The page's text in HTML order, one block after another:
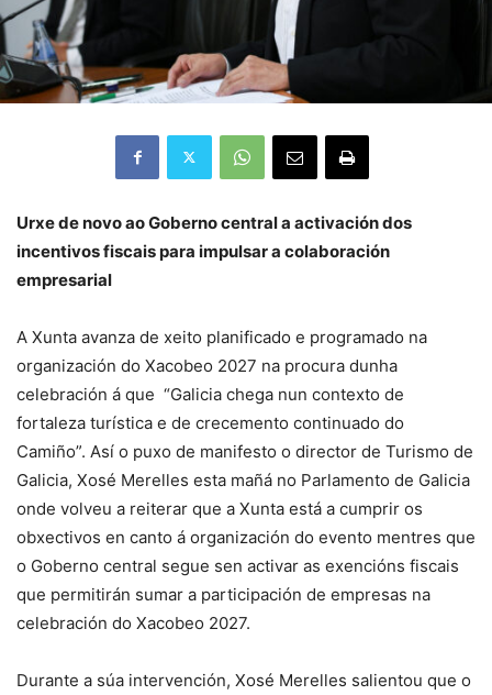
Urxe de novo ao Goberno central a activación dos
incentivos fiscais para impulsar a colaboración
empresarial
A Xunta avanza de xeito planificado e programado na
organización do Xacobeo 2027 na procura dunha
celebración á que “Galicia chega nun contexto de
fortaleza turística e de crecemento continuado do
Camiño”. Así o puxo de manifesto o director de Turismo de
Galicia, Xosé Merelles esta mañá no Parlamento de Galicia
onde volveu a reiterar que a Xunta está a cumprir os
obxectivos en canto á organización do evento mentres que
o Goberno central segue sen activar as exencións fiscais
que permitirán sumar a participación de empresas na
celebración do Xacobeo 2027.
Durante a súa intervención, Xosé Merelles salientou que o